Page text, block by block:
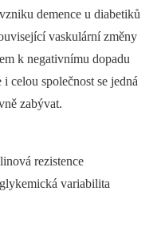
demence u diabetiků
vaskulární změny
k negativnímu dopadu
celou společnost se jedná
zabývat.
rezistence
variabilita